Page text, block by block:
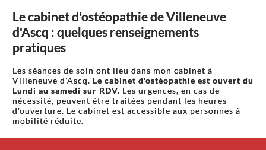
Le cabinet d'ostéopathie de Villeneuve
d'Ascq : quelques renseignements
pratiques
Les séances de soin ont lieu dans mon cabinet à
Villeneuve d'Ascq. Le cabinet d'ostéopathie est ouvert du
Lundi au samedi sur RDV. Les urgences, en cas de
nécessité, peuvent être traitées pendant les heures
d'ouverture. Le cabinet est accessible aux personnes à
mobilité réduite.